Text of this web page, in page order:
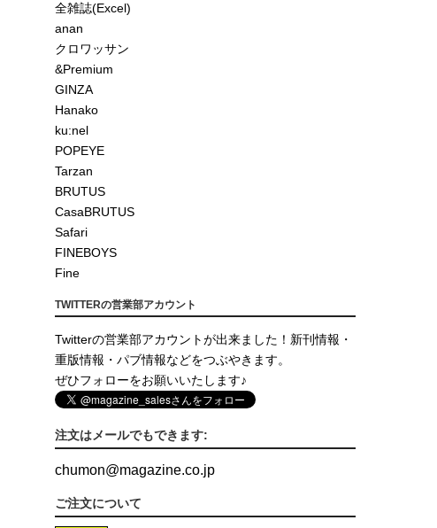
全雑誌(Excel)
anan
クロワッサン
&Premium
GINZA
Hanako
ku:nel
POPEYE
Tarzan
BRUTUS
CasaBRUTUS
Safari
FINEBOYS
Fine
TWITTERの営業部アカウント
Twitterの営業部アカウントが出来ました！新刊情報・
重版情報・パブ情報などをつぶやきます。
ぜひフォローをお願いいたします♪
注文はメールでもできます:
chumon@magazine.co.jp
ご注文について